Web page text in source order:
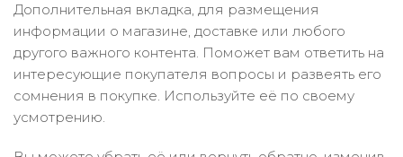
Дополнительная вкладка, для размещения
информации о магазине, доставке или любого
другого важного контента. Поможет вам ответить на
интересующие покупателя вопросы и развеять его
сомнения в покупке. Используйте её по своему
усмотрению.